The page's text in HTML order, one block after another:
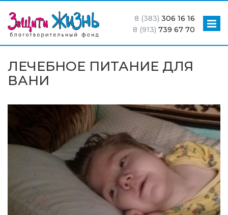
8 (383) 306 16 16
8 (913) 739 67 70
ЛЕЧЕБНОЕ ПИТАНИЕ ДЛЯ
ВАНИ